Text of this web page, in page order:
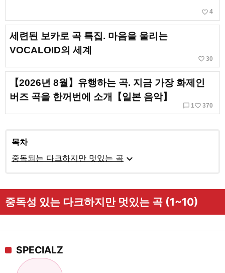
favorite_border 4
세련된 보카로 곡 특집. 마음을 울리는
VOCALOID의 세계
favorite_border 30
【2026년 8월】유행하는 곡. 지금 가장 화제인
버즈 곡을 한꺼번에 소개【일본 음악】
chat_bubble_outline 1 favorite_border 370
목차
중독되는 다크하지만 멋있는 곡 expand_more
중독성 있는 다크하지만 멋있는 곡 (1~10)
SPECIALZ